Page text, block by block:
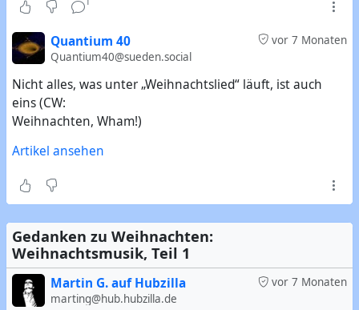
vor 7 Monaten
Quantium 40
Quantium40@sueden.social
Nicht alles, was unter „Weihnachtslied“ läuft, ist auch
eins (CW:
Weihnachten, Wham!)
Artikel ansehen
Gedanken zu Weihnachten:
Weihnachtsmusik, Teil 1
vor 7 Monaten
Martin G. auf Hubzilla
marting@hub.hubzilla.de